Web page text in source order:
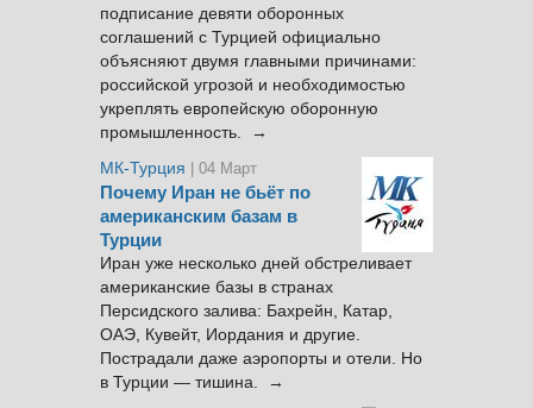
подписание девяти оборонных
соглашений с Турцией официально
объясняют двумя главными причинами:
российской угрозой и необходимостью
укреплять европейскую оборонную
промышленность. →
МК-Турция
| 04 Март
Почему Иран не бьёт по
американским базам в
Турции
Иран уже несколько дней обстреливает
американские базы в странах
Персидского залива: Бахрейн, Катар,
ОАЭ, Кувейт, Иордания и другие.
Пострадали даже аэропорты и отели. Но
в Турции — тишина. →